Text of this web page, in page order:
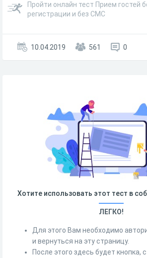
Пройти онлайн тест Прием гостей
регистрации и без СМС
10.04.2019 561 0
Хотите использовать этот тест в
ЛЕГКО!
Для этого Вам необходимо
и вернуться на эту страницу.
После этого здесь будет